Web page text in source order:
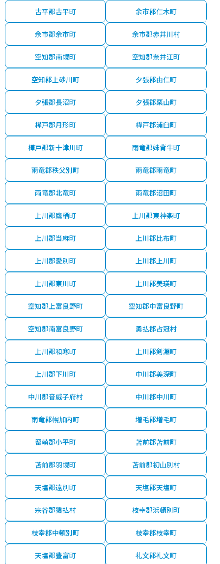
古平郡古平町 余市郡仁木町
余市郡余市町 余市郡赤井川村
空知郡南幌町 空知郡奈井江町
空知郡上砂川町 夕張郡由仁町
夕張郡長沼町 夕張郡栗山町
樺戸郡月形町 樺戸郡浦臼町
樺戸郡新十津川町 雨竜郡妹背牛町
雨竜郡秩父別町 雨竜郡雨竜町
雨竜郡北竜町 雨竜郡沼田町
上川郡鷹栖町 上川郡東神楽町
上川郡当麻町 上川郡比布町
上川郡愛別町 上川郡上川町
上川郡東川町 上川郡美瑛町
空知郡上富良野町 空知郡中富良野町
空知郡南富良野町 勇払郡占冠村
上川郡和寒町 上川郡剣淵町
上川郡下川町 中川郡美深町
中川郡音威子府村 中川郡中川町
雨竜郡幌加内町 増毛郡増毛町
留萌郡小平町 苫前郡苫前町
苫前郡羽幌町 苫前郡初山別村
天塩郡遠別町 天塩郡天塩町
宗谷郡猿払村 枝幸郡浜頓別町
枝幸郡中頓別町 枝幸郡枝幸町
天塩郡豊富町 礼文郡礼文町